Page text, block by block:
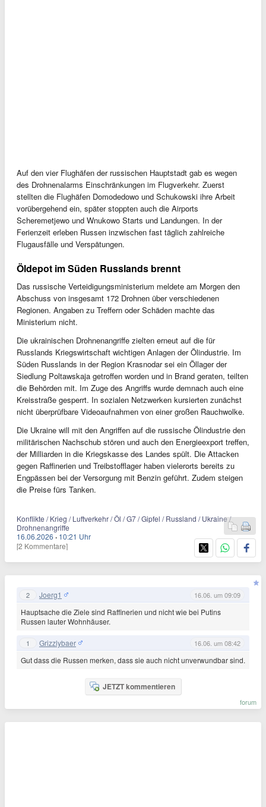
Auf den vier Flughäfen der russischen Hauptstadt gab es wegen
des Drohnenalarms Einschränkungen im Flugverkehr. Zuerst
stellten die Flughäfen Domodedowo und Schukowski ihre Arbeit
vorübergehend ein, später stoppten auch die Airports
Scheremetjewo und Wnukowo Starts und Landungen. In der
Ferienzeit erleben Russen inzwischen fast täglich zahlreiche
Flugausfälle und Verspätungen.
Öldepot im Süden Russlands brennt
Das russische Verteidigungsministerium meldete am Morgen den
Abschuss von insgesamt 172 Drohnen über verschiedenen
Regionen. Angaben zu Treffern oder Schäden machte das
Ministerium nicht.
Die ukrainischen Drohnenangriffe zielten erneut auf die für
Russlands Kriegswirtschaft wichtigen Anlagen der Ölindustrie. Im
Süden Russlands in der Region Krasnodar sei ein Öllager der
Siedlung Poltawskaja getroffen worden und in Brand geraten, teilten
die Behörden mit. Im Zuge des Angriffs wurde demnach auch eine
Kreisstraße gesperrt. In sozialen Netzwerken kursierten zunächst
nicht überprüfbare Videoaufnahmen von einer großen Rauchwolke.
Die Ukraine will mit den Angriffen auf die russische Ölindustrie den
militärischen Nachschub stören und auch den Energieexport treffen,
der Milliarden in die Kriegskasse des Landes spült. Die Attacken
gegen Raffinerien und Treibstofflager haben vielerorts bereits zu
Engpässen bei der Versorgung mit Benzin geführt. Zudem steigen
die Preise fürs Tanken.
Konflikte / Krieg / Luftverkehr / Öl / G7 / Gipfel / Russland / Ukraine /
Drohnenangriffe
16.06.2026 · 10:21 Uhr
[2 Kommentare]
2 Joerg1 16.06. um 09:09
Hauptsache die Ziele sind Raffinerien und nicht wie bei Putins
Russen lauter Wohnhäuser.
1 Grizzlybaer 16.06. um 08:42
Gut dass die Russen merken, dass sie auch nicht unverwundbar sind.
JETZT kommentieren
forum